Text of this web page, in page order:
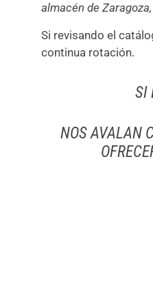
almacén de
Si revisando el
continua rotación.
SI
NOS AVALAN